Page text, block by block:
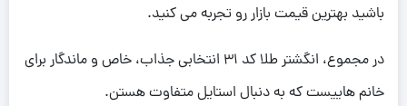
باشید بهترین قیمت بازار رو تجربه می کنید.
در مجموع، انگشتر طلا کد 31 انتخابی جذاب، خاص و ماندگار برای
خانم هاییست که به دنبال استایل متفاوت هستن.